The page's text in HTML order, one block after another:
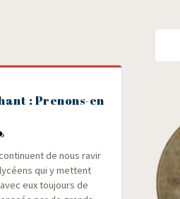
: Prenons-en
de nous ravir
qui y mettent
eux tou­jours de